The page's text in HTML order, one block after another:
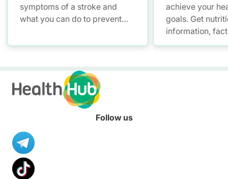
symptoms of a stroke and
what you can do to prevent
the warning signs and
in seeking treatment and
recovery from stroke.
achieve your
goals. Get
information,
resources to
Follow us